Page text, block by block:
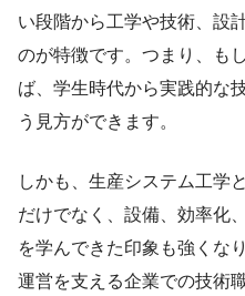
い段階から工学や技術、設
のが特徴です。つまり、も
ば、学生時代から実践的な
う見方ができます。
しかも、生産システム工学
だけでなく、設備、効率化
を学んできた印象も強くな
運営を支える企業での技術